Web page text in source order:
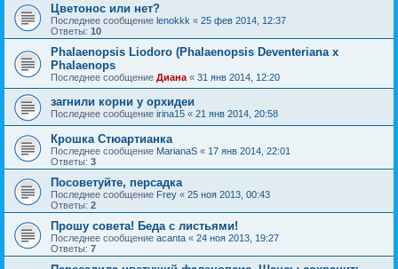
Цветонос или нет?
Последнее сообщение lenokkk « 25 фев 2014, 12:37
Ответы: 10
Phalaenopsis Liodoro (Phalaenopsis Deventeriana x
Phalaenops
Последнее сообщение Диана « 31 янв 2014, 12:20
загнили корни у орхидеи
Последнее сообщение irina15 « 21 янв 2014, 20:58
Крошка Стюартианка
Последнее сообщение MarianaS « 17 янв 2014, 22:01
Ответы: 3
Посоветуйте, персадка
Последнее сообщение Frey « 25 ноя 2013, 00:43
Ответы: 2
Прошу совета! Беда с листьями!
Последнее сообщение acanta « 24 ноя 2013, 19:27
Ответы: 7